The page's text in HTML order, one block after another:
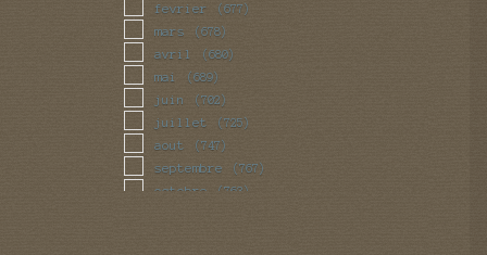
fevrier (677)
mars (678)
avril (680)
mai (689)
juin (702)
juillet (725)
aout (747)
septembre (767)
octobre (763)